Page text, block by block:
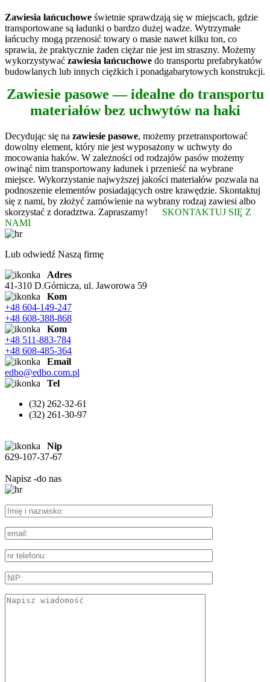
Zawiesia łańcuchowe świetnie sprawdzają się w miejscach, gdzie
transportowane są ładunki o bardzo dużej wadze. Wytrzymałe
łańcuchy mogą przenosić towary o masie nawet kilku ton, co
sprawia, że praktycznie żaden ciężar nie jest im straszny. Możemy
wykorzystywać zawiesia łańcuchowe do transportu prefabrykatów
budowlanych lub innych ciężkich i ponadgabarytowych konstrukcji.
Zawiesie pasowe — idealne do transportu
materiałów bez uchwytów na haki
Decydując się na zawiesie pasowe, możemy przetransportować
dowolny element, który nie jest wyposażony w uchwyty do
mocowania haków. W zależności od rodzajów pasów możemy
owinąć nim transportowany ładunek i przenieść na wybrane
miejsce. Wykorzystanie najwyższej jakości materiałów pozwala na
podnoszenie elementów posiadających ostre krawędzie. Skontaktuj
się z nami, by złożyć zamówienie na wybrany rodzaj zawiesi albo
skorzystać z doradztwa. Zapraszamy!
SKONTAKTUJ SIĘ Z
NAMI
Lub odwiedź Naszą firmę
Adres
41-310 D.Górnicza, ul. Jaworowa 59
Kom
+48 604-149-247
+48 608-388-868
Kom
+48 511-883-784
+48 608-485-364
Email
edbo@edbo.com.pl
Tel
(32) 262-32-61
(32) 261-30-97
Nip
629-107-37-67
Napisz -do nas